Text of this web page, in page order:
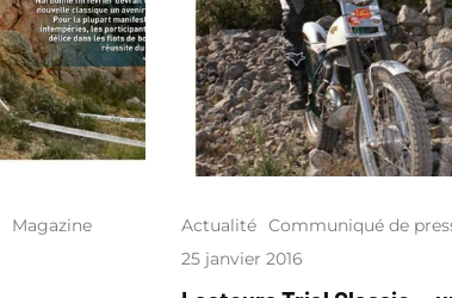
Magazine
Actualité Communiqué de
25 janvier 2016